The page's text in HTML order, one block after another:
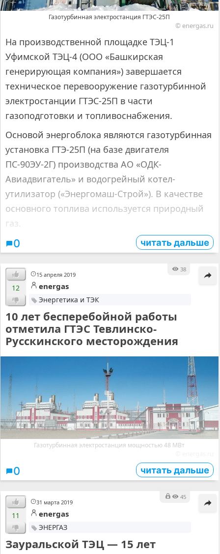
Газотурбинная электростанция ГТЭС-25П
© energas.ru
На производственной площадке ТЭЦ-1
Уфимской ТЭЦ-4 (ООО «Башкирская
генерирующая компания») завершается
техническое перевооружение газотурбинной
электростанции ГТЭС-25П в части
газоподготовки и топливоснабжения.
Основой энергоблока являются газотурбинная
установка ГТЭ-25П (на базе двигателя
ПС-90ЭУ-2Г) производства АО «ОДК-
Авиадвигатель» и водогрейный котел-
утилизатор («Энергомаш-Строй»). В качестве
основного топлива используется природный
газ.
0 читать дальше
15 апреля 2019
38
12 energas
Энергетика и ТЭК
10 лет бесперебойной работы
отметила ГТЭС Тевлинско-
Русскинского месторождения
Газотурбинная электростанция мощностью 48 МВт
0 читать дальше
31 марта 2019
45
11 energas
ЭНЕРГАЗ
Зауральской ТЭЦ — 15 лет